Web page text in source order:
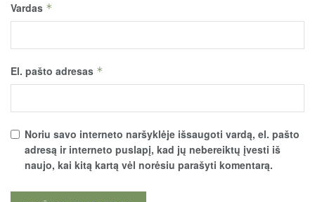
Vardas *
El. pašto adresas *
Noriu savo interneto naršyklėje išsaugoti vardą, el. pašto
adresą ir interneto puslapį, kad jų nebereiktų įvesti iš
naujo, kai kitą kartą vėl norėsiu parašyti komentarą.